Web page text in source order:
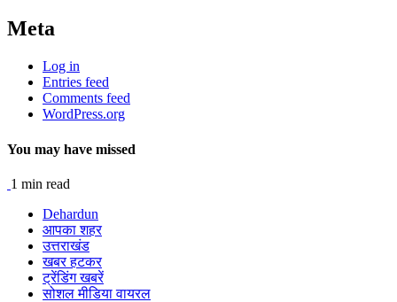
Meta
Log in
Entries feed
Comments feed
WordPress.org
You may have missed
1 min read
Dehardun
आपका शहर
उत्तराखंड
खबर हटकर
ट्रेंडिंग खबरें
सोशल मीडिया वायरल